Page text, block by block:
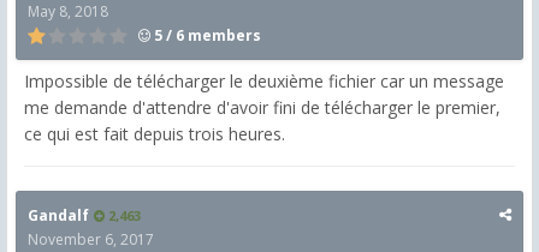
May 8, 2018
5 / 6 members
Impossible de télécharger le deuxième fichier car un message
me demande d'attendre d'avoir fini de télécharger le premier,
ce qui est fait depuis trois heures.
Gandalf 2,463
November 6, 2017